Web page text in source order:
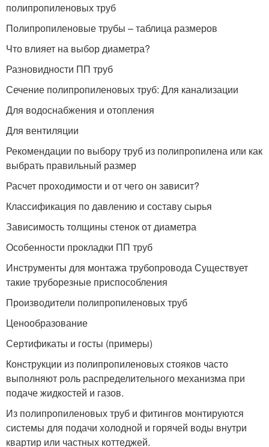
полипропиленовых труб
Полипропиленовые трубы – таблица размеров
Что влияет на выбор диаметра?
Разновидности ПП труб
Сечение полипропиленовых труб: Для канализации
Для водоснабжения и отопления
Для вентиляции
Рекомендации по выбору труб из полипропилена или как
выбрать правильный размер
Расчет проходимости и от чего он зависит?
Классификация по давлению и составу сырья
Зависимость толщины стенок от диаметра
Особенности прокладки ПП труб
Инструменты для монтажа трубопровода Существует
такие труборезные приспособления
Производители полипропиленовых труб
Ценообразование
Сертификаты и госты (примеры)
Конструкции из полипропиленовых стояков часто
выполняют роль распределительного механизма при
подаче жидкостей и газов.
Из полипропиленовых труб и фитингов монтируются
системы для подачи холодной и горячей воды внутри
квартир или частных коттеджей.